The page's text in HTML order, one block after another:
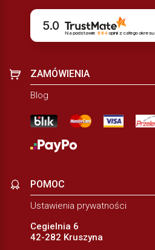
5.0
Na podstawie 884opiniiz całego okresu
ZAMÓWIENIA
Blog
POMOC
Ustawienia prywatności
Cegielnia 6
42-282 Kruszyna